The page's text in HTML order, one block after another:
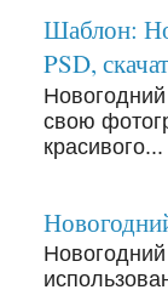
Шаблон:
PSD,
свою
красивого...